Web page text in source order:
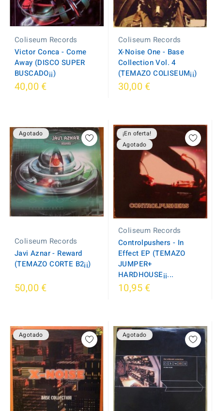
Coliseum Records
Victor Conca - Come
Away (DISCO SUPER
BUSCADO¡¡)
40,00 €
Coliseum Records
X-Noise One - Base
Collection Vol. 4
(TEMAZO COLISEUM¡¡)
30,00 €
Agotado
Coliseum Records
Javi Aznar - Reward
(TEMAZO CORTE B2¡¡)
50,00 €
¡En oferta!
Agotado
Coliseum Records
Controlpushers - In
Effect EP (TEMAZO
JUMPER+
HARDHOUSE¡¡...
10,95 €
Agotado Agotado